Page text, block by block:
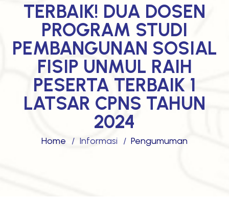
TERBAIK! DUA DOSEN
PROGRAM STUDI
PEMBANGUNAN SOSIAL
FISIP UNMUL RAIH
PESERTA TERBAIK 1
LATSAR CPNS TAHUN
2024
Home Informasi Pengumuman